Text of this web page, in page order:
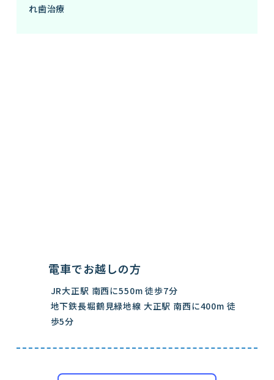
れ歯治療
電車でお越しの方
JR大正駅 南西に550m 徒歩7分
地下鉄長堀鶴見緑地線 大正駅 南西に400m 徒
歩5分